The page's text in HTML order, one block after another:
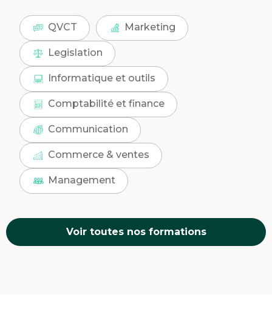
QVCT Marketing
Legislation
Informatique et outils
Comptabilité et finance
Communication
Commerce & ventes
Management
Voir toutes nos formations